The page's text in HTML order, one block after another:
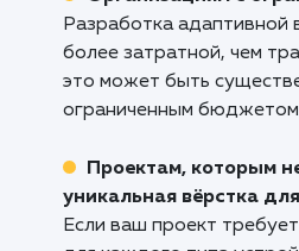
Если ваши
разных устройств
ноутбуки),
удобное
Компаниям,
показатели SEO:
позиции в поисковых